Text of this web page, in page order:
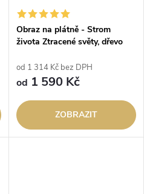
Obraz na plátně - Strom
života Ztracené světy, dřevo
od 1 314 Kč bez DPH
od 1 590 Kč
ZOBRAZIT